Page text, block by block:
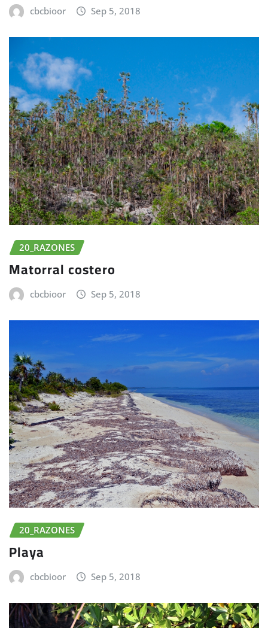
cbcbioor Sep 5, 2018
20_RAZONES
Matorral costero
cbcbioor Sep 5, 2018
20_RAZONES
Playa
cbcbioor Sep 5, 2018